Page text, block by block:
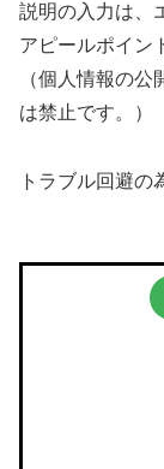
説明の入力は、
アピールポイン
（個人情報の
は禁止です。）
トラブル回避の